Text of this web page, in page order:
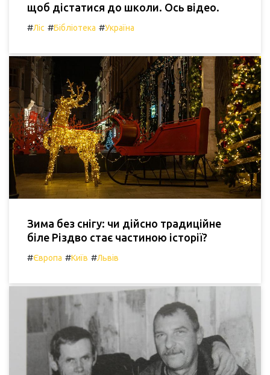
щоб дістатися до школи. Ось відео.
#Ліс #Бібліотека #Україна
Зима без снігу: чи дійсно традиційне
біле Різдво стає частиною історії?
#Європа #Київ #Львів